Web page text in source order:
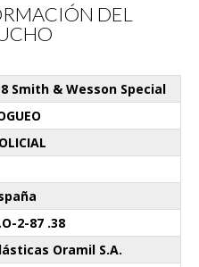
DEL
Smith & Wesson Special
2-87 .38
Oramil S.A.